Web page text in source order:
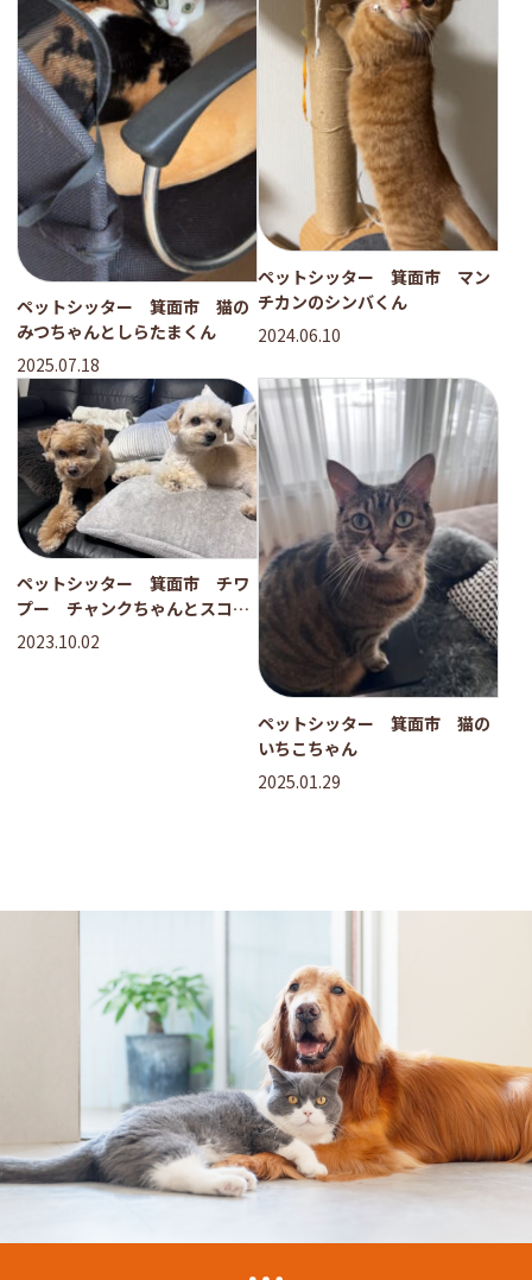
ペットシッター 箕面市 猫の
みつちゃんとしらたまくん
2025.07.18
ペットシッター 箕面市 マン
チカンのシンバくん
2024.06.10
ペットシッター 箕面市 チワ
プー チャンクちゃんとスコー
ンちゃん
2023.10.02
ペットシッター 箕面市 猫の
いちこちゃん
2025.01.29